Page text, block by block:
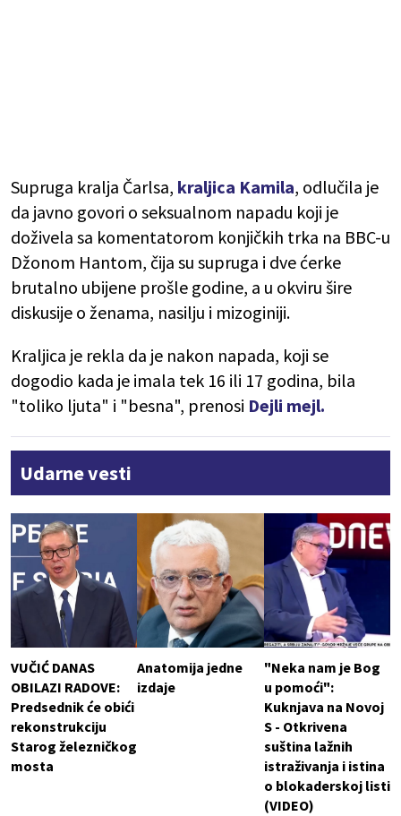
Supruga kralja Čarlsa, kraljica Kamila, odlučila je
da javno govori o seksualnom napadu koji je
doživela sa komentatorom konjičkih trka na BBC-u
Džonom Hantom, čija su supruga i dve ćerke
brutalno ubijene prošle godine, a u okviru šire
diskusije o ženama, nasilju i mizoginiji.
Kraljica je rekla da je nakon napada, koji se
dogodio kada je imala tek 16 ili 17 godina, bila
"toliko ljuta" i "besna", prenosi Dejli mejl.
Udarne vesti
VUČIĆ DANAS
OBILAZI RADOVE:
Predsednik će obići
rekonstrukciju
Starog železničkog
mosta
Anatomija jedne
izdaje
"Neka nam je Bog
u pomoći":
Kuknjava na Novoj
S - Otkrivena
suština lažnih
istraživanja i istina
o blokaderskoj listi
(VIDEO)